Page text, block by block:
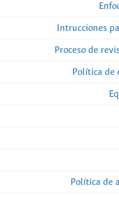
Intrucciones
Proceso de
Política
Política de